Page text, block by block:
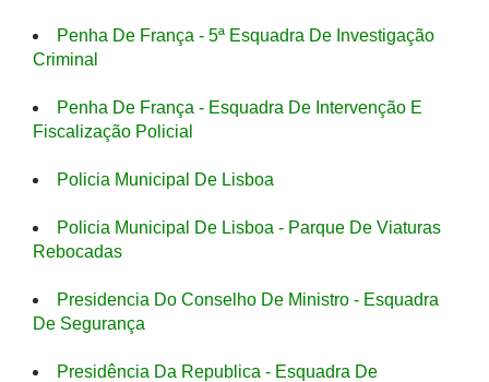
Penha De França - 5ª Esquadra De Investigação
Criminal
Penha De França - Esquadra De Intervenção E
Fiscalização Policial
Policia Municipal De Lisboa
Policia Municipal De Lisboa - Parque De Viaturas
Rebocadas
Presidencia Do Conselho De Ministro - Esquadra
De Segurança
Presidência Da Republica - Esquadra De